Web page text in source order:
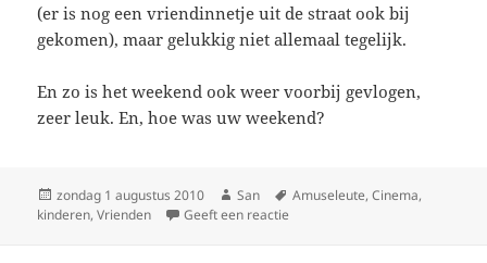
(er is nog een vriendinnetje uit de straat ook bij
gekomen), maar gelukkig niet allemaal tegelijk.
En zo is het weekend ook weer voorbij gevlogen,
zeer leuk. En, hoe was uw weekend?
Geplaatst
op
zondag 1 augustus 2010 Auteur
San Tags
Amuseleute,Cinema,
kinderen,Vrienden Geeft een reactie